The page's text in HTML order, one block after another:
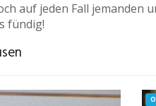
auf jeden Fall jemanden
fündig!